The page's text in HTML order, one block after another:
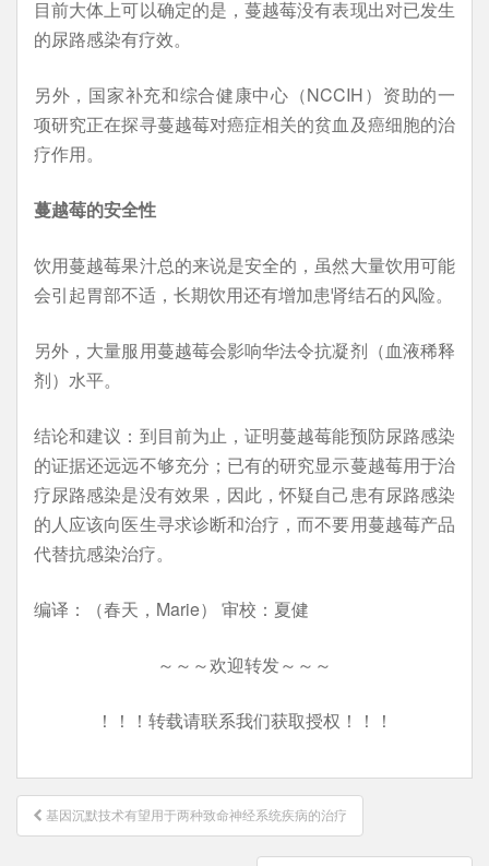
目前大体上可以确定的是，蔓越莓没有表现出对已发生
的尿路感染有疗效。
另外，国家补充和综合健康中心（NCCIH）资助的一
项研究正在探寻蔓越莓对癌症相关的贫血及癌细胞的治
疗作用。
蔓越莓的安全性
饮用蔓越莓果汁总的来说是安全的，虽然大量饮用可能
会引起胃部不适，长期饮用还有增加患肾结石的风险。
另外，大量服用蔓越莓会影响华法令抗凝剂（血液稀释
剂）水平。
结论和建议：到目前为止，证明蔓越莓能预防尿路感染
的证据还远远不够充分；已有的研究显示蔓越莓用于治
疗尿路感染是没有效果，因此，怀疑自己患有尿路感染
的人应该向医生寻求诊断和治疗，而不要用蔓越莓产品
代替抗感染治疗。
编译：（春天，Marie） 审校：夏健
～～～欢迎转发～～～
！！！转载请联系我们获取授权！！！
文
章
基因沉默技术有望用于两种致命神经系统疾病的治疗